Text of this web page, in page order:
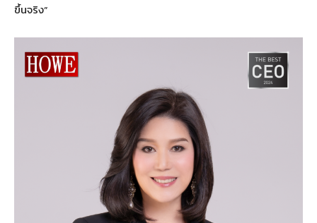
ขึ้นจริง”